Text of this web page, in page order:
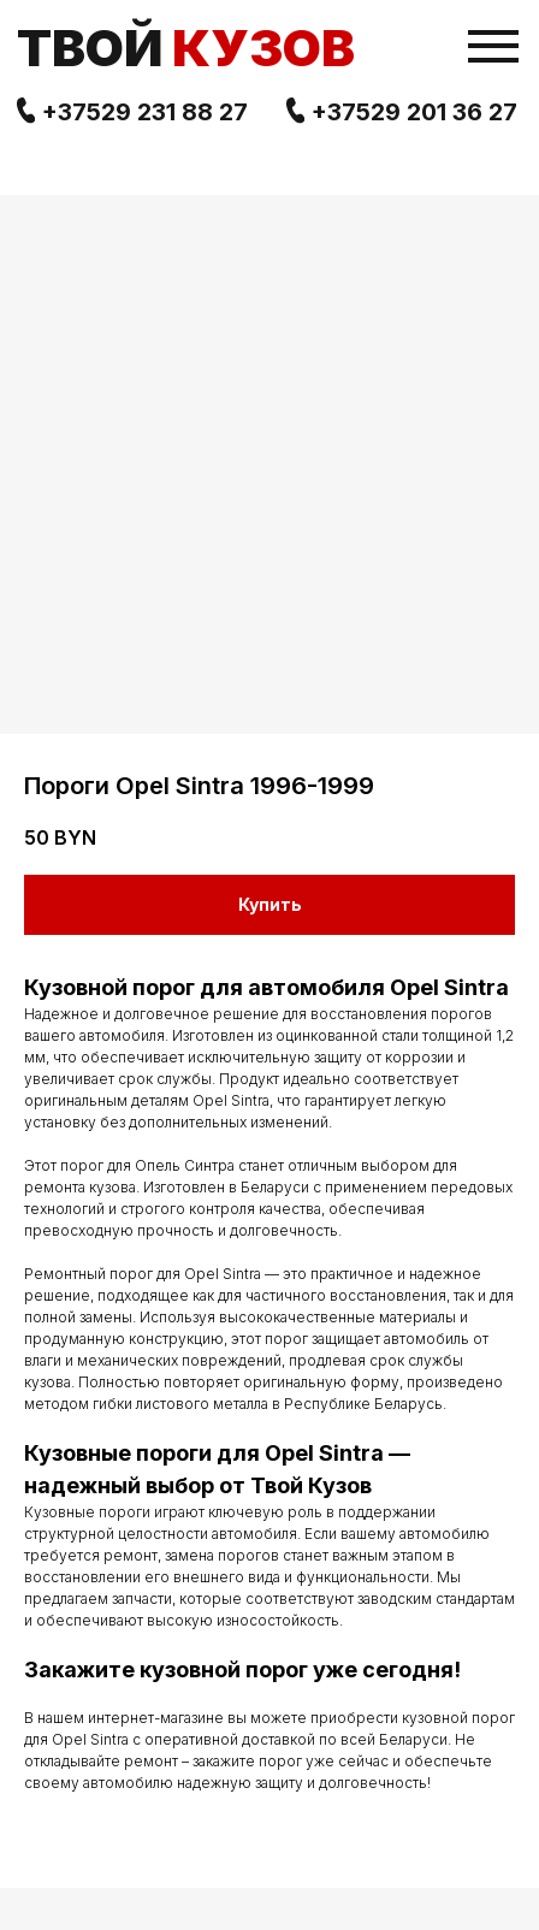
TВОЙ КУЗОВ
Пороги Opel Sintra 1996-1999
50 BYN
Купить
Кузовной порог для автомобиля Opel Sintra
Надежное и долговечное решение для восстановления порогов
вашего автомобиля. Изготовлен из оцинкованной стали толщиной 1,2
мм, что обеспечивает исключительную защиту от коррозии и
увеличивает срок службы. Продукт идеально соответствует
оригинальным деталям Opel Sintra, что гарантирует легкую
установку без дополнительных изменений.
Этот порог для Опель Синтра станет отличным выбором для
ремонта кузова. Изготовлен в Беларуси с применением передовых
технологий и строгого контроля качества, обеспечивая
превосходную прочность и долговечность.
Ремонтный порог для Opel Sintra — это практичное и надежное
решение, подходящее как для частичного восстановления, так и для
полной замены. Используя высококачественные материалы и
продуманную конструкцию, этот порог защищает автомобиль от
влаги и механических повреждений, продлевая срок службы
кузова. Полностью повторяет оригинальную форму, произведено
методом гибки листового металла в Республике Беларусь.
Кузовные пороги для Opel Sintra —
надежный выбор от Твой Кузов
Кузовные пороги играют ключевую роль в поддержании
структурной целостности автомобиля. Если вашему автомобилю
требуется ремонт, замена порогов станет важным этапом в
восстановлении его внешнего вида и функциональности. Мы
предлагаем запчасти, которые соответствуют заводским стандартам
и обеспечивают высокую износостойкость.
Закажите кузовной порог уже сегодня!
В нашем интернет-магазине вы можете приобрести кузовной порог
для Opel Sintra с оперативной доставкой по всей Беларуси. Не
откладывайте ремонт – закажите порог уже сейчас и обеспечьте
своему автомобилю надежную защиту и долговечность!
Контакты
Телефоны для связи
+37529 231 88 27
Мы работаем
с понедельника
по субботу с 9.00
до 20.00